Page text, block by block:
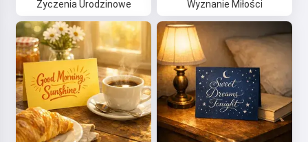
Życzenia Urodzinowe Wyznanie Miłości